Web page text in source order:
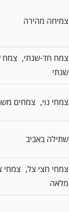
צמיחה מהירה
צמח חד-שנתי צמח
שנתי
צמחי נוי צמחים
שתילה באביב
צמחי חצי צל צמחי
מלאה